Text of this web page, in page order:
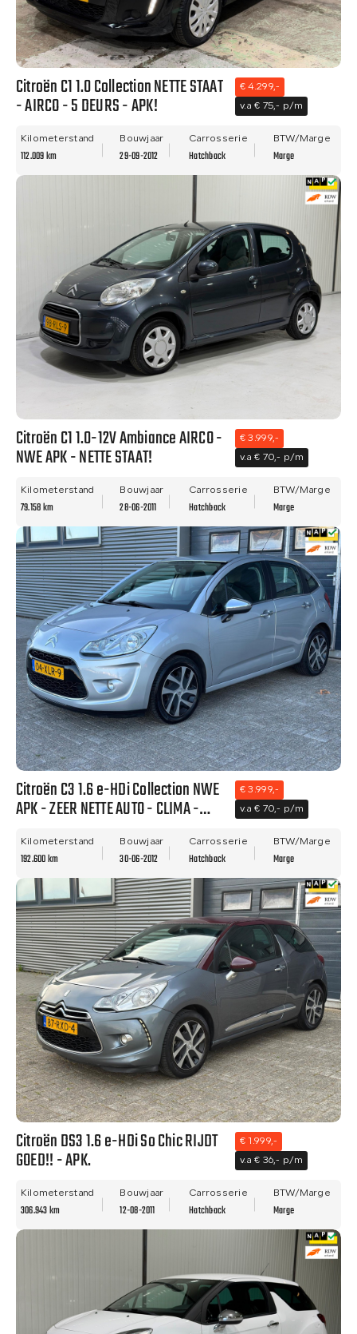
Citroën C1 1.0 Collection NETTE STAAT
- AIRCO - 5 DEURS - APK!
€ 4.299,-
v.a € 75,- p/m
Kilometerstand
112.009 km
Bouwjaar
29-09-2012
Carrosserie
Hatchback
BTW/Marge
Marge
Citroën C1 1.0-12V Ambiance AIRCO -
NWE APK - NETTE STAAT!
€ 3.999,-
v.a € 70,- p/m
Kilometerstand
79.158 km
Bouwjaar
28-06-2011
Carrosserie
Hatchback
BTW/Marge
Marge
Citroën C3 1.6 e-HDi Collection NWE
APK - ZEER NETTE AUTO - CLIMA -
€ 3.999,-
v.a € 70,- p/m
Kilometerstand
192.600 km
Bouwjaar
30-06-2012
Carrosserie
Hatchback
BTW/Marge
Marge
Citroën DS3 1.6 e-HDi So Chic RIJDT
GOED!! - APK.
€ 1.999,-
v.a € 36,- p/m
Kilometerstand
306.943 km
Bouwjaar
12-08-2011
Carrosserie
Hatchback
BTW/Marge
Marge